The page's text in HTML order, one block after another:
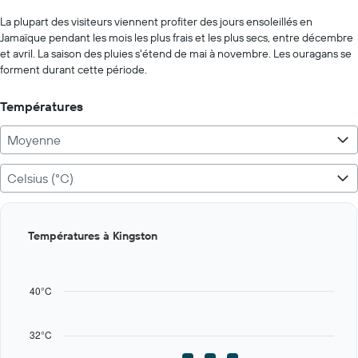
values.
Range:
0
to
La plupart des visiteurs viennent profiter des jours ensoleillés en
Jamaïque pendant les mois les plus frais et les plus secs, entre décembre
et avril. La saison des pluies s'étend de mai à novembre. Les ouragans se
forment durant cette période.
Températures
Moyenne
Celsius (°C)
graphic.
32°C
40°C
Températures à Kingston